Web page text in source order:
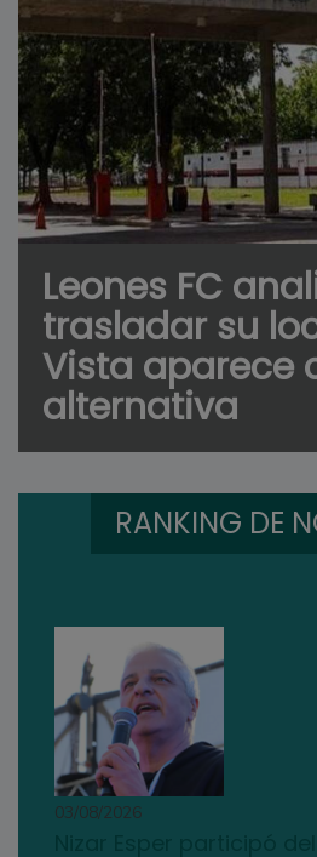
Leones FC
trasladar su
Vista aparece
alternativa
RANKING DE
03/08/2026